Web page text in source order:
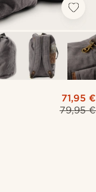
79,95 €
71,95 €